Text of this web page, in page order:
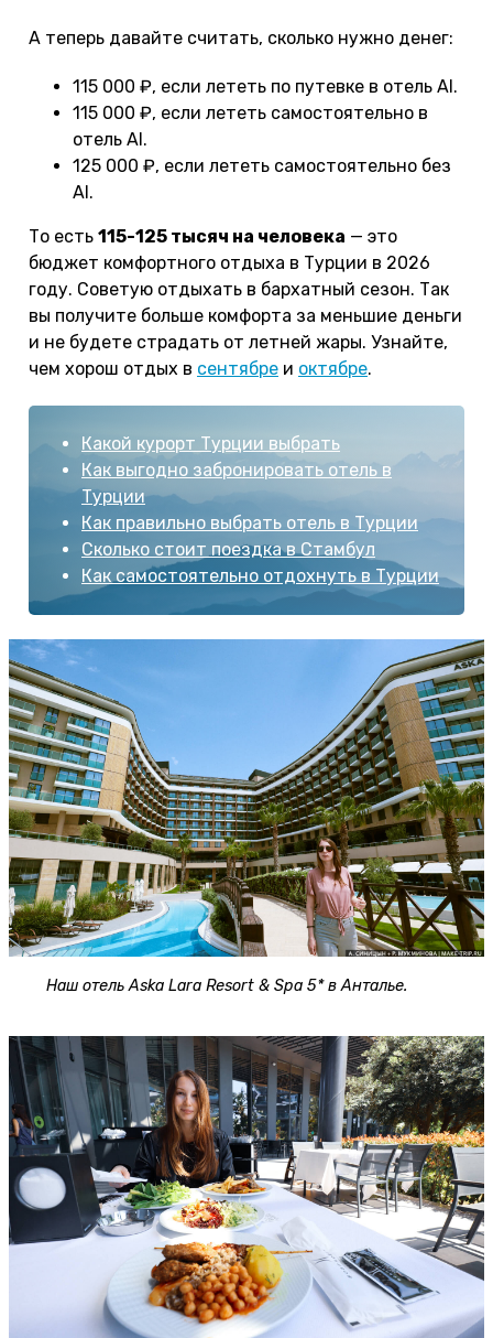
А теперь давайте считать, сколько нужно денег:
115 000 ₽, если лететь по путевке в отель AI.
115 000 ₽, если лететь самостоятельно в
отель AI.
125 000 ₽, если лететь самостоятельно без
AI.
То есть 115-125 тысяч на человека — это
бюджет комфортного отдыха в Турции в 2026
году. Советую отдыхать в бархатный сезон. Так
вы получите больше комфорта за меньшие деньги
и не будете страдать от летней жары. Узнайте,
чем хорош отдых в сентябре и октябре.
Какой курорт Турции выбрать
Как выгодно забронировать отель в
Турции
Как правильно выбрать отель в Турции
Сколько стоит поездка в Стамбул
Как самостоятельно отдохнуть в Турции
Наш отель Aska Lara Resort & Spa 5* в Анталье.